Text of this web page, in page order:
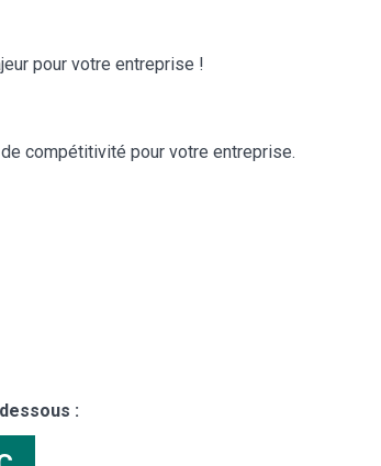
pour votre entreprise !
compétitivité pour votre entreprise.
: